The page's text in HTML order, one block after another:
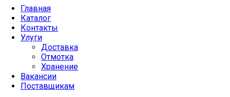
Главная
Каталог
Контакты
Улуги
Доставка
Отмотка
Хранение
Вакансии
Поставщикам